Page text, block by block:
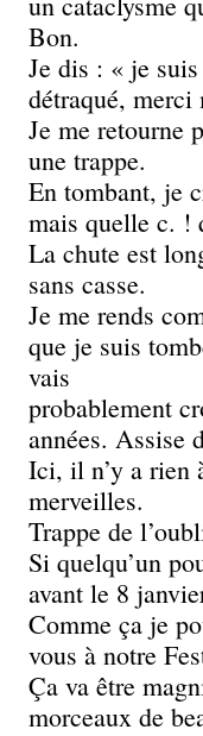
Bon.
Je dis : « je
détraqué, merci
Je me retourne
une trappe.
En tombant, je
mais quelle c. !
La chute est
sans casse.
Je me rends
que je suis
vais
probablement
années. Assise
Ici, il n’y a rien
merveilles.
Trappe de
Si quelqu’un
avant le 8
Comme ça je
vous à notre
Ça va être
morceaux de